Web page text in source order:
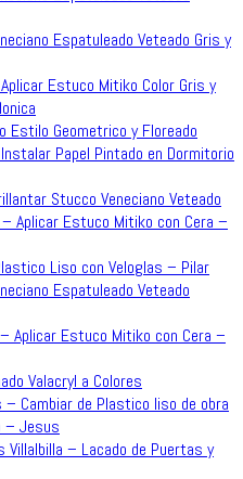
Espatuleado Veteado Gris y
Estuco Mitiko Color Gris y
Estilo Geometrico y Floreado
Papel Pintado en Dormitorio
Stucco Veneciano Veteado
Aplicar Estuco Mitiko con Cera –
Liso con Veloglas – Pilar
Espatuleado Veteado
Aplicar Estuco Mitiko con Cera –
Valacryl a Colores
Cambiar de Plastico liso de obra
– Jesus
Villalbilla – Lacado de Puertas y